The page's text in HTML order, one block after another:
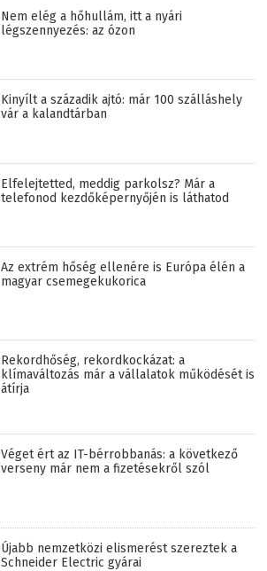
Nem elég a hőhullám, itt a nyári
légszennyezés: az ózon
Kinyílt a századik ajtó: már 100 szálláshely
vár a kalandtárban
Elfelejtetted, meddig parkolsz? Már a
telefonod kezdőképernyőjén is láthatod
Az extrém hőség ellenére is Európa élén a
magyar csemegekukorica
Rekordhőség, rekordkockázat: a
klímaváltozás már a vállalatok működését is
átírja
Véget ért az IT-bérrobbanás: a következő
verseny már nem a fizetésekről szól
Újabb nemzetközi elismerést szereztek a
Schneider Electric gyárai